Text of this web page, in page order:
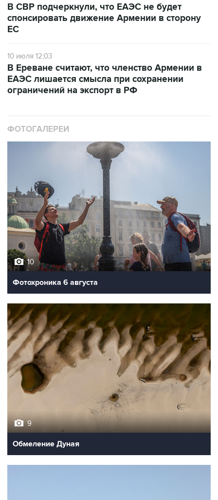
В СВР подчеркнули, что ЕАЭС не будет
спонсировать движение Армении в сторону
ЕС
10 июля 12:03
В Ереване считают, что членство Армении в
ЕАЭС лишается смысла при сохранении
ограничений на экспорт в РФ
ФОТОГАЛЕРЕИ
10
Фотохроника 6 августа
9
Обмеление Дуная